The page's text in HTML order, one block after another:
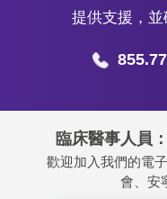
提供支援，並
臨床醫事人員
歡迎加入我們的電
會、安